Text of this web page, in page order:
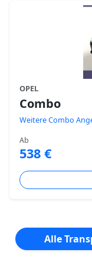
OPEL
Combo
Weitere Combo
Ab
538 €
Alle